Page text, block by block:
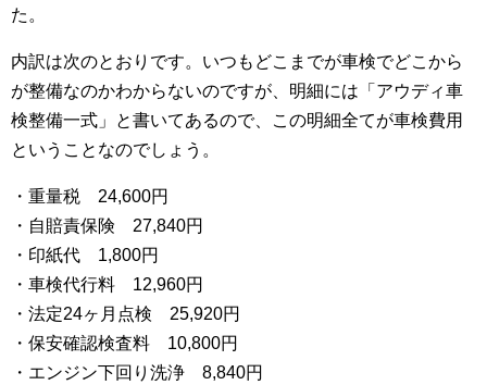
た。
内訳は次のとおりです。いつもどこまでが車検でどこから
が整備なのかわからないのですが、明細には「アウディ車
検整備一式」と書いてあるので、この明細全てが車検費用
ということなのでしょう。
・重量税 24,600円
・自賠責保険 27,840円
・印紙代 1,800円
・車検代行料 12,960円
・法定24ヶ月点検 25,920円
・保安確認検査料 10,800円
・エンジン下回り洗浄 8,840円